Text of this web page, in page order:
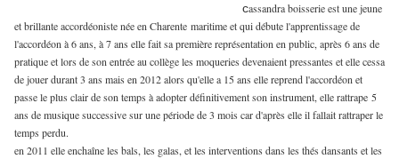
cassandra boisserie est une jeune
et brillante accordéoniste née en Charente maritime et qui débute l'apprentissage de
l'accordéon à 6 ans, à 7 ans elle fait sa première représentation en public, après 6 ans de
pratique et lors de son entrée au collège les moqueries devenaient pressantes et elle cessa
de jouer durant 3 ans mais en 2012 alors qu'elle a 15 ans elle reprend l'accordéon et
passe le plus clair de son temps à adopter définitivement son instrument, elle rattrape 5
ans de musique successive sur une période de 3 mois car d'après elle il fallait rattraper le
temps perdu.
en 2011 elle enchaîne les bals, les galas, et les interventions dans les thés dansants et les